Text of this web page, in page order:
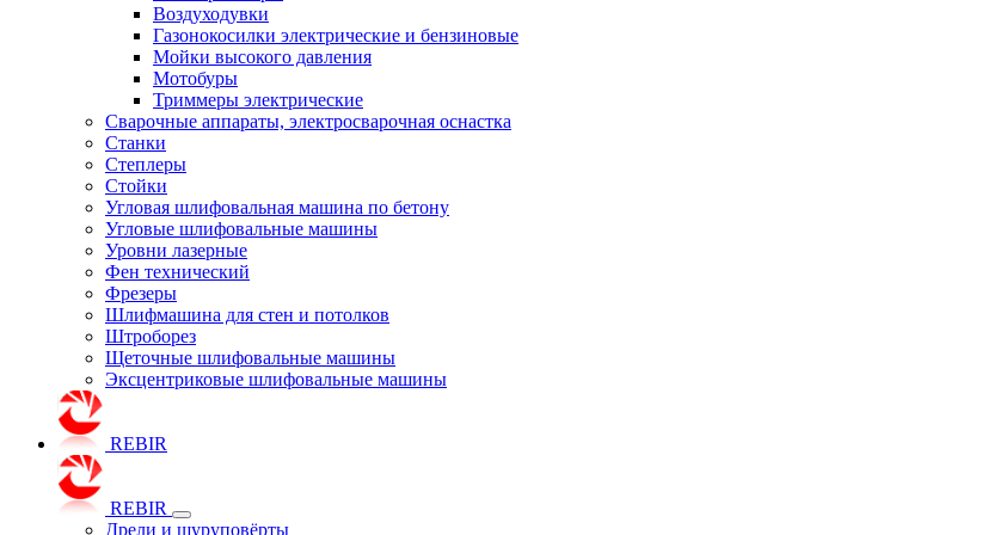
Воздуходувки
Газонокосилки электрические и бензиновые
Мойки высокого давления
Мотобуры
Триммеры электрические
Сварочные аппараты, электросварочная оснастка
Станки
Степлеры
Стойки
Угловая шлифовальная машина по бетону
Угловые шлифовальные машины
Уровни лазерные
Фен технический
Фрезеры
Шлифмашина для стен и потолков
Штроборез
Щеточные шлифовальные машины
Эксцентриковые шлифовальные машины
REBIR
REBIR
Дрели и шуруповёрты